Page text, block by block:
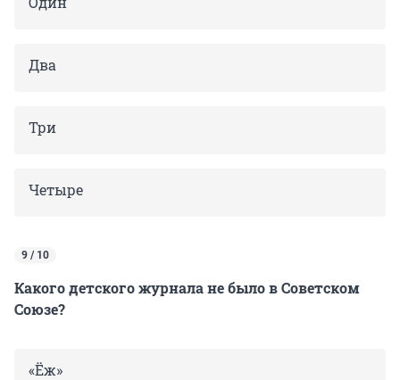
Два
Три
Четыре
9 / 10
Какого детского журнала не было в Советском
Союзе?
«Ёж»